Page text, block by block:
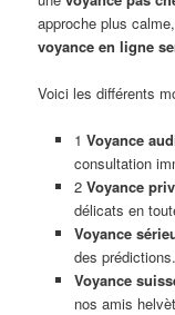
approche plus
voyance en ligne
Voici les différents
1 Voyance
consultation
2 Voyance
délicats en
Voyance
des prédictions.
Voyance
nos amis